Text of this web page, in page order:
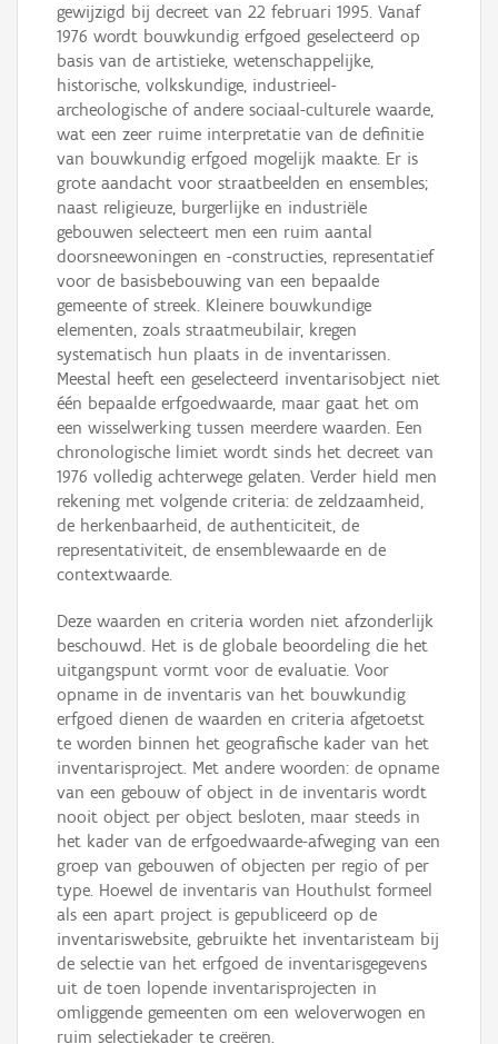
gewijzigd bij decreet van 22 februari 1995. Vanaf
1976 wordt bouwkundig erfgoed geselecteerd op
basis van de artistieke, wetenschappelijke,
historische, volkskundige, industrieel-
archeologische of andere sociaal-culturele waarde,
wat een zeer ruime interpretatie van de definitie
van bouwkundig erfgoed mogelijk maakte. Er is
grote aandacht voor straatbeelden en ensembles;
naast religieuze, burgerlijke en industriële
gebouwen selecteert men een ruim aantal
doorsneewoningen en -constructies, representatief
voor de basisbebouwing van een bepaalde
gemeente of streek. Kleinere bouwkundige
elementen, zoals straatmeubilair, kregen
systematisch hun plaats in de inventarissen.
Meestal heeft een geselecteerd inventarisobject niet
één bepaalde erfgoedwaarde, maar gaat het om
een wisselwerking tussen meerdere waarden. Een
chronologische limiet wordt sinds het decreet van
1976 volledig achterwege gelaten. Verder hield men
rekening met volgende criteria: de zeldzaamheid,
de herkenbaarheid, de authenticiteit, de
representativiteit, de ensemblewaarde en de
contextwaarde.
Deze waarden en criteria worden niet afzonderlijk
beschouwd. Het is de globale beoordeling die het
uitgangspunt vormt voor de evaluatie. Voor
opname in de inventaris van het bouwkundig
erfgoed dienen de waarden en criteria afgetoetst
te worden binnen het geografische kader van het
inventarisproject. Met andere woorden: de opname
van een gebouw of object in de inventaris wordt
nooit object per object besloten, maar steeds in
het kader van de erfgoedwaarde-afweging van een
groep van gebouwen of objecten per regio of per
type. Hoewel de inventaris van Houthulst formeel
als een apart project is gepubliceerd op de
inventariswebsite, gebruikte het inventaristeam bij
de selectie van het erfgoed de inventarisgegevens
uit de toen lopende inventarisprojecten in
omliggende gemeenten om een weloverwogen en
ruim selectiekader te creëren.